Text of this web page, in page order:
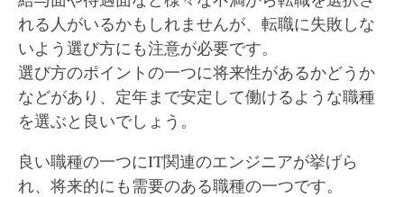
れる人がいるかもしれませんが、転職に失敗しな
いよう選び方にも注意が必要です。
選び方のポイントの一つに将来性があるかどうか
などがあり、定年まで安定して働けるような職種
を選ぶと良いでしょう。
良い職種の一つにIT関連のエンジニアが挙げら
れ、将来的にも需要のある職種の一つです。